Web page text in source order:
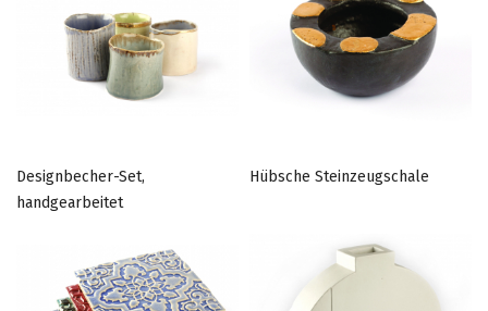
Designbecher-Set,
handgearbeitet
Hübsche Steinzeugschale